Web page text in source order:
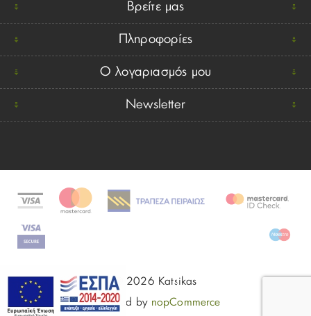
Βρείτε μας
Πληροφορίες
Ο λογαριασμός μου
Newsletter
© 2026 Katsikas
Powered by nopCommerce